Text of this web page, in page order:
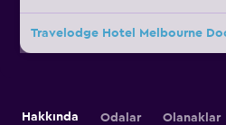
Hakkında Odalar Olanaklar